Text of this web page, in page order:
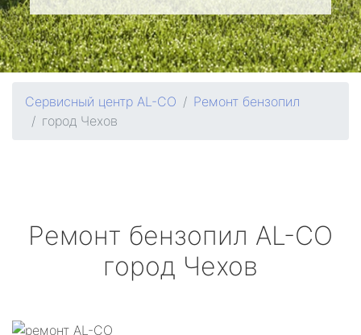
Сервисный центр AL-CO
Ремонт бензопил
город Чехов
Ремонт бензопил AL-CO
город Чехов